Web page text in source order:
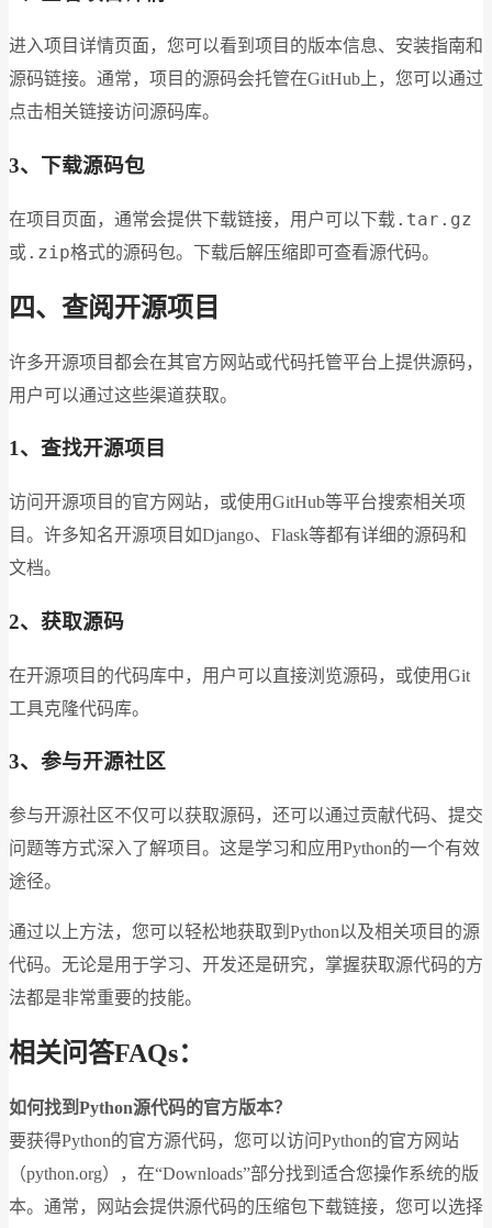
进入项目详情页面，您可以看到项目的版本信息、安装指南和
源码链接。通常，项目的源码会托管在GitHub上，您可以通过
点击相关链接访问源码库。
3、下载源码包
在项目页面，通常会提供下载链接，用户可以下载.tar.gz
或.zip格式的源码包。下载后解压缩即可查看源代码。
四、查阅开源项目
许多开源项目都会在其官方网站或代码托管平台上提供源码，
用户可以通过这些渠道获取。
1、查找开源项目
访问开源项目的官方网站，或使用GitHub等平台搜索相关项
目。许多知名开源项目如Django、Flask等都有详细的源码和
文档。
2、获取源码
在开源项目的代码库中，用户可以直接浏览源码，或使用Git
工具克隆代码库。
3、参与开源社区
参与开源社区不仅可以获取源码，还可以通过贡献代码、提交
问题等方式深入了解项目。这是学习和应用Python的一个有效
途径。
通过以上方法，您可以轻松地获取到Python以及相关项目的源
代码。无论是用于学习、开发还是研究，掌握获取源代码的方
法都是非常重要的技能。
相关问答FAQs：
如何找到Python源代码的官方版本？
要获得Python的官方源代码，您可以访问Python的官方网站
（python.org），在“Downloads”部分找到适合您操作系统的版
本。通常，网站会提供源代码的压缩包下载链接，您可以选择